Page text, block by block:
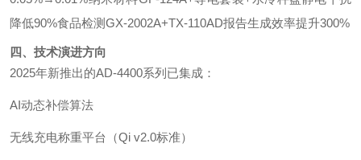
降低90%食品检测GX-2002A+TX-110AD报告生成效率提升300%
四、技术演进方向
2025年新推出的AD-4400系列已集成：
AI动态补偿算法
无线充电称重平台（Qi v2.0标准）